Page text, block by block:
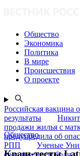
Общество
Экономика
Политика
В мире
Происшествия
О проекте
Российская вакцина
результаты
продажи жилья с
предупредила об
РПП
Ученые
со снижением боли и
Общество
Краш-тесты